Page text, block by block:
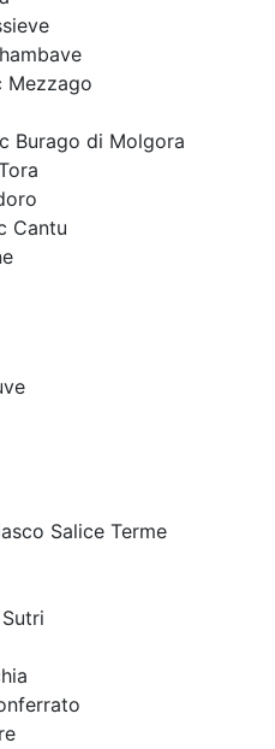
Mezzago
Burago di Molgora
Cantu
Salice Terme